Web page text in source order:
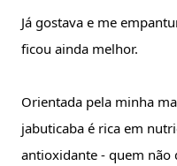
Já gostava e me
ficou ainda melhor.
Orientada pela minha
jabuticaba é rica em
antioxidante - quem não